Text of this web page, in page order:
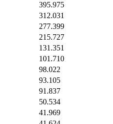
395.975
312.031
277.399
215.727
131.351
101.710
98.022
93.105
91.837
50.534
41.969